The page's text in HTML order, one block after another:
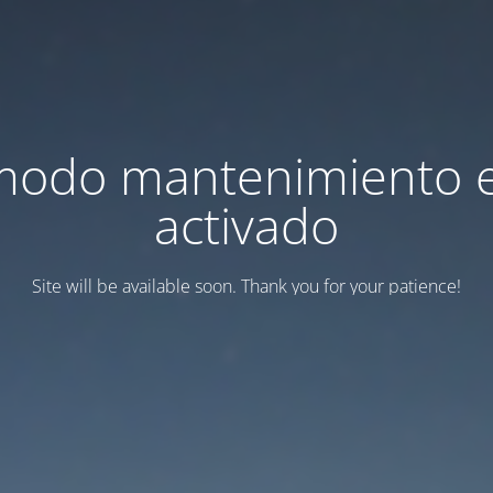
mantenimiento
activado
Site will be available soon. Thank you for your patience!